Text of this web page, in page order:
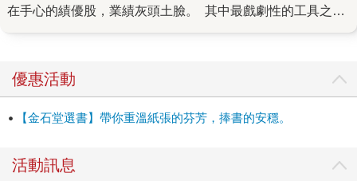
在手心的績優股，業績灰頭土臉。 其中最戲劇性的工具之
到了2021年3月，居然就漲破6萬美金，漲幅高達十倍以上。
但是好景不常，比特幣在2021年11月創下近65000美金的歷
史新高後，隨著一連串醜聞遭揭發，價格一路下滑，同樣在
體的關注。據我們所知，當時好幾位來自主要財經媒體的資
優惠活動
【金石堂選書】帶你重溫紙張的芬芳，捧書的安穩。
活動訊息